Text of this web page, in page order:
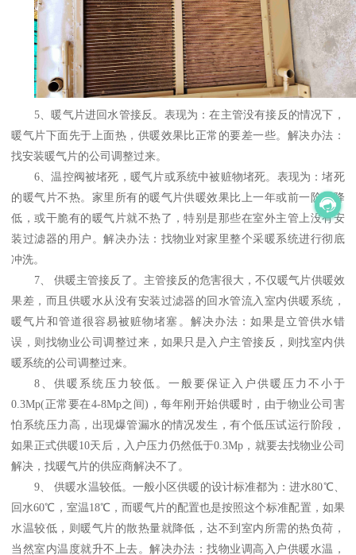
5、暖气片进回水管接反。表现为：在主管没有接反的情况下，
暖气片下面先于上面热，供暖效果比正常的要差一些。解决办法：
找安装暖气片的公司调整过来。
6、温控阀被堵死，暖气片或系统中被赃物堵死。表现为：堵死
的暖气片不热。家里所有的暖气片供暖效果比上一年或前一阶段降
低，或干脆有的暖气片就不热了，特别是那些在室外主管上没有安
装过滤器的用户。解决办法：找物业对家里整个采暖系统进行彻底
冲洗。
7、 供暖主管接反了。主管接反的危害很大，不仅暖气片供暖效
果差，而且供暖水从没有安装过滤器的回水管流入室内供暖系统，
暖气片和管道很容易被赃物堵塞。解决办法：如果是立管供水错
误，则找物业公司调整过来，如果只是入户主管接反，则找室内供
暖系统的公司调整过来。
8、供暖系统压力较低。一般要保证入户供暖压力不小于
0.3Mp(正常要在4-8Mp之间)，每年刚开始供暖时，由于物业公司害
怕系统压力高，出现爆管漏水的情况发生，有个低压试运行阶段，
如果正式供暖10天后，入户压力仍然低于0.3Mp，就要去找物业公司
解决，找暖气片的供应商解决不了。
9、 供暖水温较低。一般小区供暖的设计标准都为：进水80℃、
回水60℃，室温18℃，而暖气片的配置也是按照这个标准配置，如果
水温较低，则暖气片的散热量就降低，达不到室内所需的热负荷，
当然室内温度就升不上去。解决办法：找物业调高入户供暖水温，